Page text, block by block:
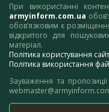
При використанні
armyinform.com.ua
обов’язковим є
відкритого для
матеріал.
Політика користування
Політика використання
Зауваження та